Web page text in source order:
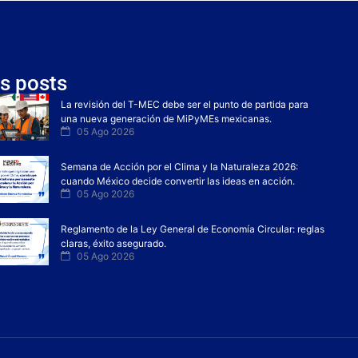
posts
La revisión del T-MEC debe ser el punto de partida para
una nueva generación de MiPyMEs mexicanas.
05 Ago 2026
Semana de Acción por el Clima y la Naturaleza 2026:
cuando México decide convertir las ideas en acción.
05 Ago 2026
Reglamento de la Ley General de Economía Circular: reglas
claras, éxito asegurado.
05 Ago 2026